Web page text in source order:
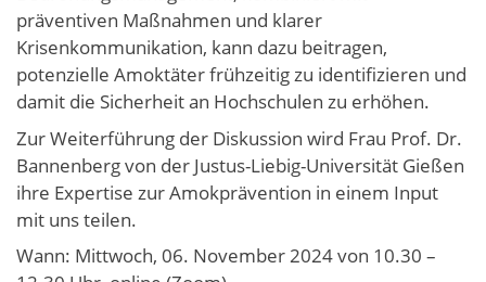
präventiven Maßnahmen und klarer
Krisenkommunikation, kann dazu beitragen,
potenzielle Amoktäter frühzeitig zu identifizieren und
damit die Sicherheit an Hochschulen zu erhöhen.
Zur Weiterführung der Diskussion wird Frau Prof. Dr.
Bannenberg von der Justus-Liebig-Universität Gießen
ihre Expertise zur Amokprävention in einem Input
mit uns teilen.
Wann: Mittwoch, 06. November 2024 von 10.30 –